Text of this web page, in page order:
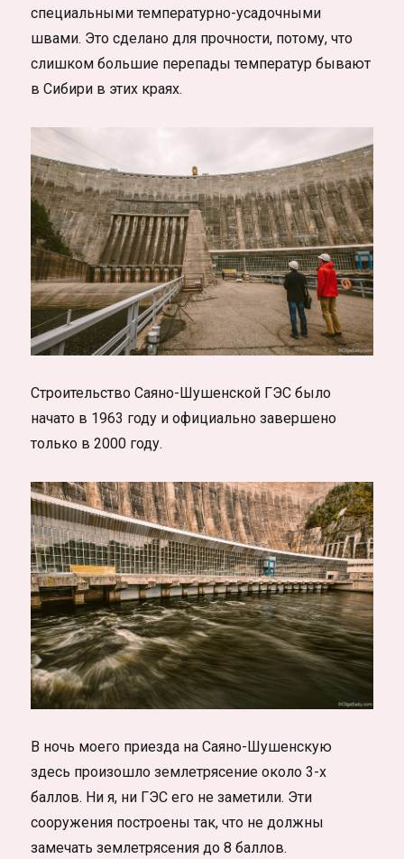
специальными температурно-усадочными
швами. Это сделано для прочности, потому, что
слишком большие перепады температур бывают
в Сибири в этих краях.
Строительство Саяно-Шушенской ГЭС было
начато в 1963 году и официально завершено
только в 2000 году.
В ночь моего приезда на Саяно-Шушенскую
здесь произошло землетрясение около 3-х
баллов. Ни я, ни ГЭС его не заметили. Эти
сооружения построены так, что не должны
замечать землетрясения до 8 баллов.